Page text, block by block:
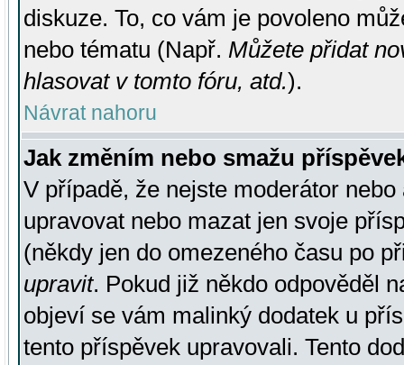
diskuze. To, co vám je povoleno
nebo tématu (Např. Můžete přidat
hlasovat v tomto fóru, atd.).
Návrat nahoru
Jak změním nebo smažu
V případě, že nejste moderátor
upravovat nebo mazat jen svoje
(někdy jen do omezeného času po
upravit. Pokud již někdo odpověděl
objeví se vám malinký dodatek u
tento příspěvek upravovali. Tento